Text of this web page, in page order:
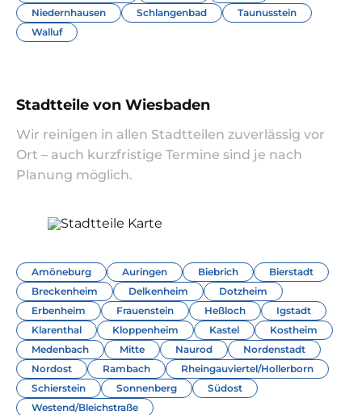
Niedernhausen
Schlangenbad
Taunusstein
Walluf
Stadtteile von Wiesbaden
Wir reinigen in allen Stadtteilen zuverlässig vor
Ort – auch kurzfristige Termine sind je nach
Planung möglich.
Amöneburg Auringen Biebrich
Bierstadt
Breckenheim
Delkenheim
Dotzheim
Erbenheim
Frauenstein Heßloch
Igstadt
Klarenthal
Kloppenheim Kastel
Kostheim
Medenbach
Mitte Naurod
Nordenstadt
Nordost
Rambach
Rheingauviertel/Hollerborn
Schierstein
Sonnenberg
Südost
Westend/Bleichstraße